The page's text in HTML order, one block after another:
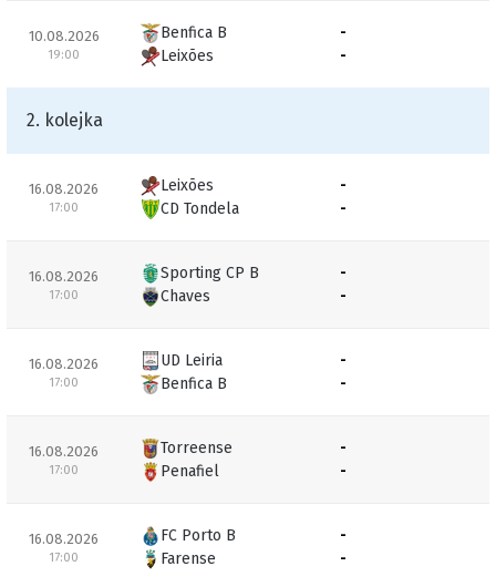
10.08.2026
19:00
Benfica B
Leixões
-
-
2. kolejka
16.08.2026
17:00
Leixões
CD Tondela
-
-
16.08.2026
17:00
Sporting CP B
Chaves
-
-
16.08.2026
17:00
UD Leiria
Benfica B
-
-
16.08.2026
17:00
Torreense
Penafiel
-
-
16.08.2026
17:00
FC Porto B
Farense
-
-